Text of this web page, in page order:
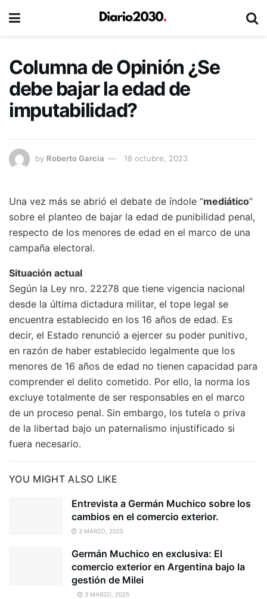
Columna de Opinión ¿Se
debe bajar la edad de
imputabilidad?
by Roberto Garcia 18 octubre, 2023
Una vez más se abrió el debate de índole “mediático”
sobre el planteo de bajar la edad de punibilidad penal,
respecto de los menores de edad en el marco de una
campaña electoral.
Situación actual
Según la Ley nro. 22278 que tiene vigencia nacional
desde la última dictadura militar, el tope legal se
encuentra establecido en los 16 años de edad. Es
decir, el Estado renunció a ejercer su poder punitivo,
en razón de haber establecido legalmente que los
menores de 16 años de edad no tienen capacidad para
comprender el delito cometido. Por ello, la norma los
excluye totalmente de ser responsables en el marco
de un proceso penal. Sin embargo, los tutela o priva
de la libertad bajo un paternalismo injustificado si
fuera necesario.
YOU MIGHT ALSO LIKE
Entrevista a Germán Muchico sobre los
cambios en el comercio exterior.
3 MARZO, 2025
Germán Muchico en exclusiva: El
comercio exterior en Argentina bajo la
gestión de Milei
3 MARZO, 2025